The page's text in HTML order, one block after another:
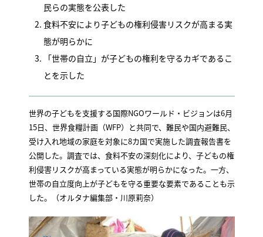
民らの実態を公表した
食料不安により子どもの権利侵害リスクが高まる実
態が明らかに
「世帯の自立」が子どもの権利を守るカギであるこ
とを示した
世界の子どもを支援する国際NGOワールド・ビジョンは6月
15日、世界食糧計画（WFP）と共同で、難民や国内避難民、
受け入れ地域の家庭を対象に8カ国で実施した調査報告書を
公開した。調査では、食料不安の深刻化により、子どもの権
利侵害リスクが高まっている実態が明らかになった。一方、
世帯の自立度向上が子どもを守る重要な要素であることも示
した。（オルタナ編集部・川原莉奈）